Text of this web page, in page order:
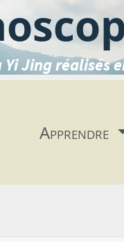
Yi Jing réalisés
Apprendre